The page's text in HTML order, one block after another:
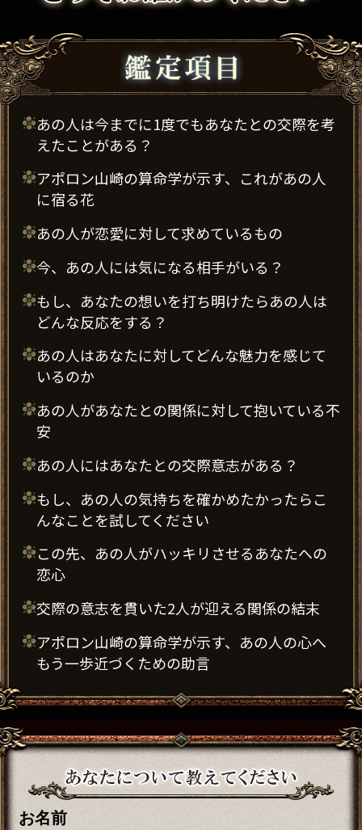
あの人は今までに1度でもあなたとの交際を考
えたことがある？
アポロン山崎の算命学が示す、これがあの人
に宿る花
あの人が恋愛に対して求めているもの
今、あの人には気になる相手がいる？
もし、あなたの想いを打ち明けたらあの人は
どんな反応をする？
あの人はあなたに対してどんな魅力を感じて
いるのか
あの人があなたとの関係に対して抱いている不
安
あの人にはあなたとの交際意志がある？
もし、あの人の気持ちを確かめたかったらこ
んなことを試してください
この先、あの人がハッキリさせるあなたへの
恋心
交際の意志を貫いた2人が迎える関係の結末
アポロン山崎の算命学が示す、あの人の心へ
もう一歩近づくための助言
お名前